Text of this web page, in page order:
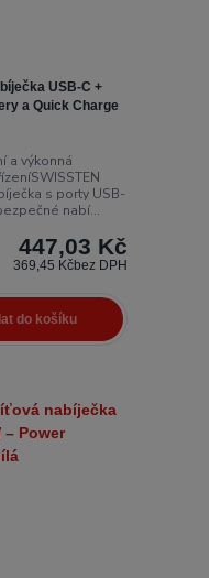
USB-C +
a Quick Charge
a výkonná
s porty USB-
nabí...
447,03 Kč
369,45 Kčbez DPH
do košíku